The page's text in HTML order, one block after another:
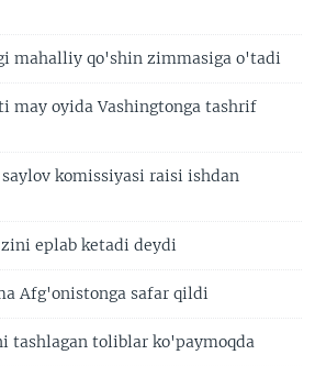
mahalliy qo'shin zimmasiga o'tadi
may oyida Vashingtonga tashrif
komissiyasi raisi ishdan
eplab ketadi deydi
Afg'onistonga safar qildi
tashlagan toliblar ko'paymoqda